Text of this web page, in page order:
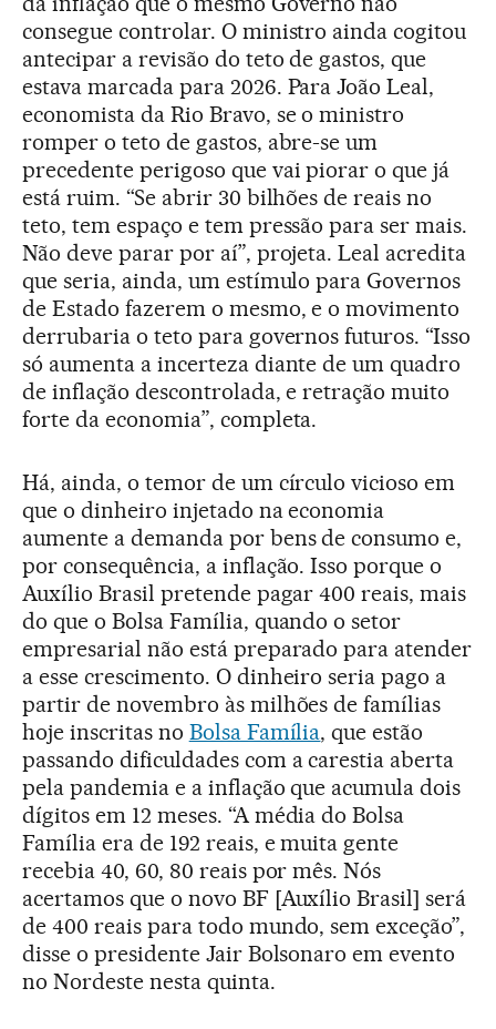
consegue controlar. O ministro ainda cogitou
antecipar a revisão do teto de gastos, que
estava marcada para 2026. Para João Leal,
economista da Rio Bravo, se o ministro
romper o teto de gastos, abre-se um
precedente perigoso que vai piorar o que já
está ruim. “Se abrir 30 bilhões de reais no
teto, tem espaço e tem pressão para ser mais.
Não deve parar por aí”, projeta. Leal acredita
que seria, ainda, um estímulo para Governos
de Estado fazerem o mesmo, e o movimento
derrubaria o teto para governos futuros. “Isso
só aumenta a incerteza diante de um quadro
de inflação descontrolada, e retração muito
forte da economia”, completa.
Há, ainda, o temor de um círculo vicioso em
que o dinheiro injetado na economia
aumente a demanda por bens de consumo e,
por consequência, a inflação. Isso porque o
Auxílio Brasil pretende pagar 400 reais, mais
do que o Bolsa Família, quando o setor
empresarial não está preparado para atender
a esse crescimento. O dinheiro seria pago a
partir de novembro às milhões de famílias
hoje inscritas no Bolsa Família, que estão
passando dificuldades com a carestia aberta
pela pandemia e a inflação que acumula dois
dígitos em 12 meses. “A média do Bolsa
Família era de 192 reais, e muita gente
recebia 40, 60, 80 reais por mês. Nós
acertamos que o novo BF [Auxílio Brasil] será
de 400 reais para todo mundo, sem exceção”,
disse o presidente Jair Bolsonaro em evento
no Nordeste nesta quinta.